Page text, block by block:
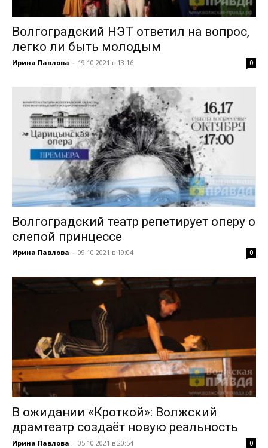
Волгоградский НЭТ ответил на вопрос,
легко ли быть молодым
Ирина Павлова - 19.10.2021 в 13:16 0
Волгоградский театр репетирует оперу о
слепой принцессе
Ирина Павлова - 09.10.2021 в 19:04 0
В ожидании «Кроткой»: Волжский
драмтеатр создаёт новую реальность
Ирина Павлова - 05.10.2021 в 20:54 0